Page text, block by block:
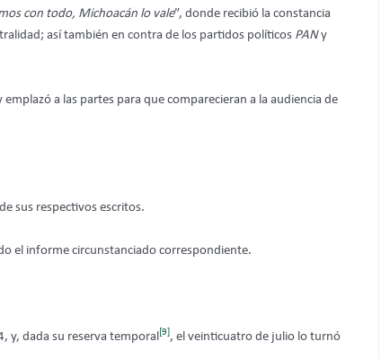
con todo, Michoacán lo vale”, donde recibió la constancia
así también en contra de los partidos políticos PANy
emplazó a las partes para que comparecieran a la audiencia de
sus respectivos escritos.
el informe circunstanciado correspondiente.
y, dada su reserva temporal [9] , el veinticuatro de julio lo turnó